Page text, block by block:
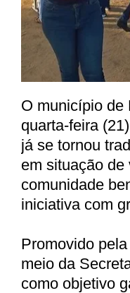
O município de
quarta-feira
já se tornou
em situação
comunidade
iniciativa com
Promovido pela
meio da
como objetivo